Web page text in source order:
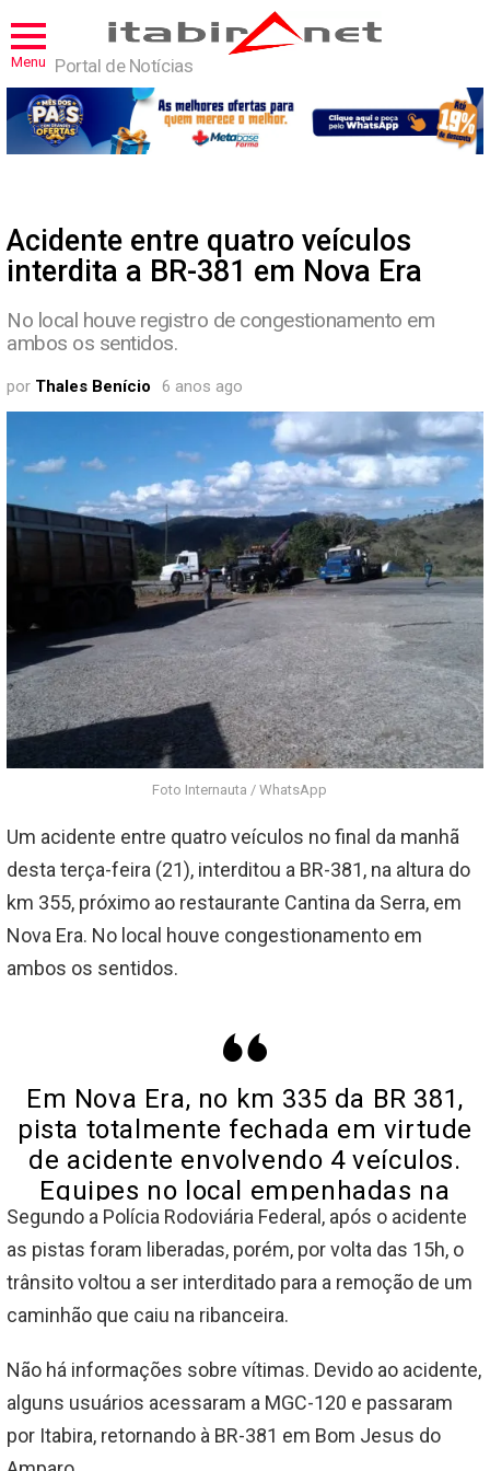
Menu Portal de Notícias
Acidente entre quatro veículos
interdita a BR-381 em Nova Era
No local houve registro de congestionamento em
ambos os sentidos.
por Thales Benício 6 anos ago
Foto Internauta / WhatsApp
Um acidente entre quatro veículos no final da manhã
desta terça-feira (21), interditou a BR-381, na altura do
km 355, próximo ao restaurante Cantina da Serra, em
Nova Era. No local houve congestionamento em
ambos os sentidos.
Em Nova Era, no km 335 da BR 381,
pista totalmente fechada em virtude
de acidente envolvendo 4 veículos.
Equipes no local empenhadas na
liberação.
— PRF MINAS GERAIS (@PRF191MG)
July 21, 2020
Segundo a Polícia Rodoviária Federal, após o acidente
as pistas foram liberadas, porém, por volta das 15h, o
trânsito voltou a ser interditado para a remoção de um
caminhão que caiu na ribanceira.
Não há informações sobre vítimas. Devido ao acidente,
alguns usuários acessaram a MGC-120 e passaram
por Itabira, retornando à BR-381 em Bom Jesus do